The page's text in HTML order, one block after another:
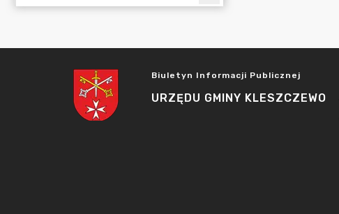
Biuletyn Informacji Publicznej
URZĘDU GMINY KLESZCZEWO